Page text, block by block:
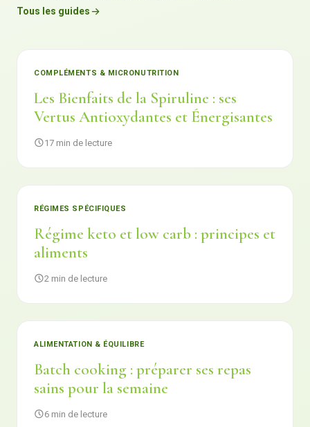
Tous les guides
COMPLÉMENTS & MICRONUTRITION
Les Bienfaits de la Spiruline : ses
Vertus Antioxydantes et Énergisantes
17 min de lecture
RÉGIMES SPÉCIFIQUES
Régime keto et low carb : principes et
aliments
2 min de lecture
ALIMENTATION & ÉQUILIBRE
Batch cooking : préparer ses repas
sains pour la semaine
6 min de lecture